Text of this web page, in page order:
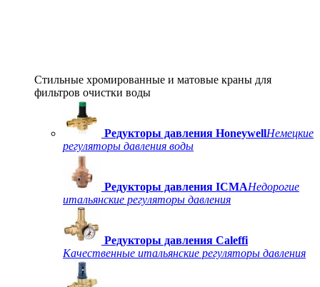
Стильные хромированные и матовые краны для
фильтров очистки воды
Редукторы давления HoneywellНемецкие
регуляторы давления воды
Редукторы давления ICMAНедорогие
итальянские регуляторы давления
Редукторы давления Caleffi
Качественные итальянские регуляторы давления